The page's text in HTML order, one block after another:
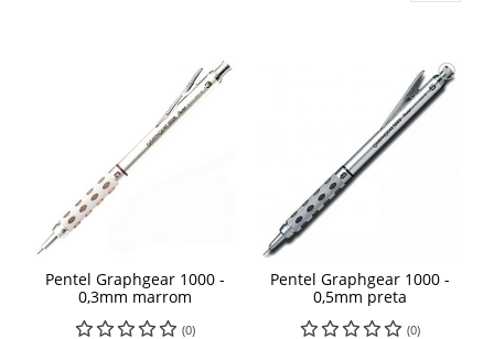
Pentel Graphgear 1000 -
0,3mm marrom
(0)
Pentel Graphgear 1000 -
0,5mm preta
(0)